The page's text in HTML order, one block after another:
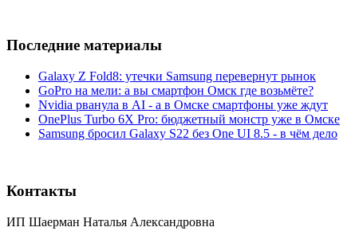
Последние материалы
Galaxy Z Fold8: утечки Samsung перевернут рынок
GoPro на мели: а вы смартфон Омск где возьмёте?
Nvidia рванула в AI - а в Омске смартфоны уже ждут
OnePlus Turbo 6X Pro: бюджетный монстр уже в Омске
Samsung бросил Galaxy S22 без One UI 8.5 - в чём дело
Контакты
ИП Шаерман Наталья Александровна